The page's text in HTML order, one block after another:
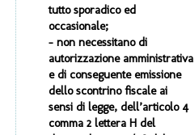
tutto sporadico ed
occasionale;
- non necessitano di
autorizzazione amministrativa
e di conseguente emissione
dello scontrino fiscale ai
sensi di legge, dell’articolo 4
comma 2 lettera H del